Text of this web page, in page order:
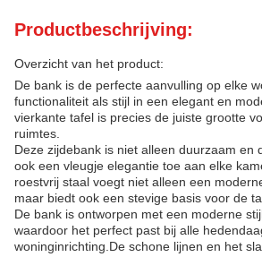
Productbeschrijving:
Overzicht van het product:
De bank is de perfecte aanvulling op elke
functionaliteit als stijl in een elegant en
vierkante tafel is precies de juiste grootte
ruimtes.
Deze zijdebank is niet alleen duurzaam en
ook een vleugje elegantie toe aan elke
roestvrij staal voegt niet alleen een
maar biedt ook een stevige basis voor de
De bank is ontworpen met een moderne
waardoor het perfect past bij alle
woninginrichting.De schone lijnen en het